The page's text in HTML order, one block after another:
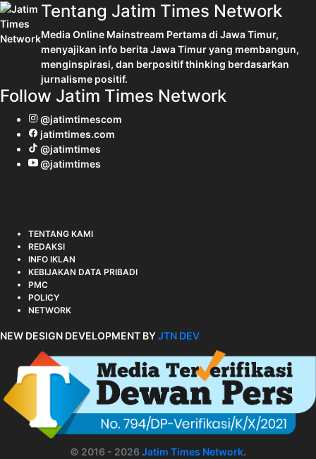
Tentang Jatim Times Network
Media Online Mainstream Pertama di Jawa Timur,
menyajikan info berita Jawa Timur yang membangun,
menginspirasi, dan berpositif thinking berdasarkan
jurnalisme positif.
Follow Jatim Times Network
@jatimtimescom
jatimtimes.com
@jatimtimes
@jatimtimes
TENTANG KAMI
REDAKSI
INFO IKLAN
KEBIJAKAN DATA PRIBADI
PMC
POLICY
NETWORK
NEW DESIGN DEVELOPMENT BYJTN DEV
© 2016 - 2026 Jatim Times Network.